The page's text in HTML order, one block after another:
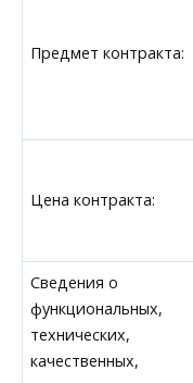
Предмет контракта:
Цена контракта:
Сведения о
функциональных,
технических,
качественных,